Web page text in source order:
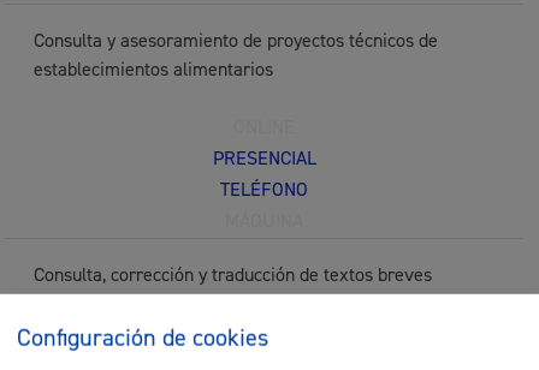
Consulta y asesoramiento de proyectos técnicos de
establecimientos alimentarios
PRESENCIAL
TELÉFONO
Consulta, corrección y traducción de textos breves
ONLINE
Configuración de cookies